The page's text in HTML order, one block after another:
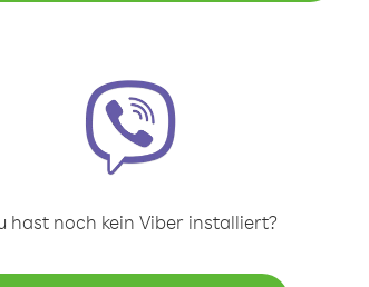
hast noch kein Viber installiert?